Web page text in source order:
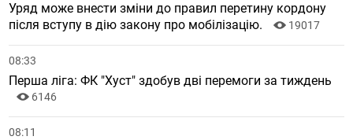
Уряд може внести зміни до правил перетину кордону
після вступу в дію закону про мобілізацію.
19017
08:33
Перша ліга: ФК "Хуст" здобув дві перемоги за тиждень
6146
08:11